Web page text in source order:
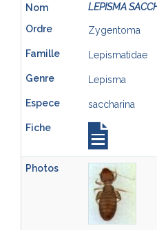
LEPISMA
Zygentoma
Lepismatidae
Lepisma
saccharina